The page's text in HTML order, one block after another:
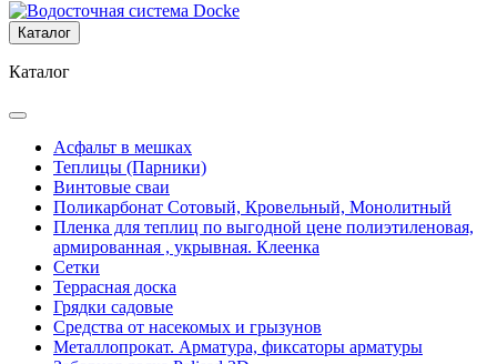
Каталог
Каталог
Асфальт в мешках
Теплицы (Парники)
Винтовые сваи
Поликарбонат Сотовый, Кровельный, Монолитный
Пленка для теплиц по выгодной цене полиэтиленовая,
армированная , укрывная. Клеенка
Сетки
Террасная доска
Грядки садовые
Средства от насекомых и грызунов
Металлопрокат. Арматура, фиксаторы арматуры